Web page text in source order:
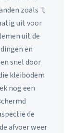
zoals 't
uit voor
uit de
en
snel door
kleibodem
nog een
de
afvoer weer